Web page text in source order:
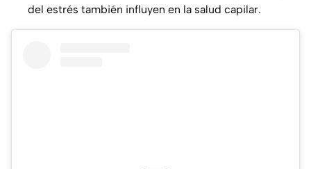
del estrés también influyen en la salud capilar.